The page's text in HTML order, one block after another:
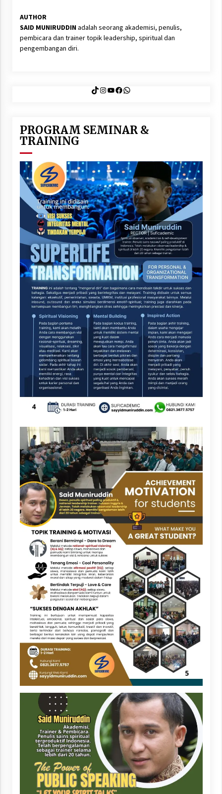
AUTHOR
SAID MUNIRUDDINadalah seorang akademisi, penulis,
pembicara dan trainer topik leadership, spiritual dan
pengembangan diri.
TikTok
Instagram
YouTube
Facebook
WhatsApp
PROGRAM SEMINAR &
TRAINING